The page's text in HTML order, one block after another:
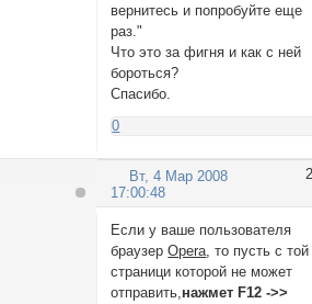
вернитесь и попробуйте еще
раз."
Что это за фигня и как с ней
бороться?
Спасибо.
0
2
Вт, 4 Мар 2008
17:00:48
Если у ваше пользователя
браузерOpera, то пусть с той
страници которой не может
отправить,нажмет F12 ->>